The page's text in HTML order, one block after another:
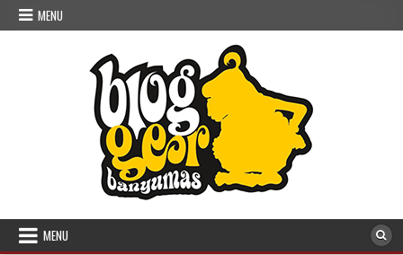
Skip to content
MENU
MENU